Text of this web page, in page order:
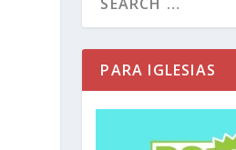
PARA IGLESIAS